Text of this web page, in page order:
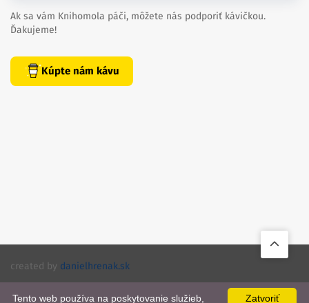
Ak sa vám Knihomola páči, môžete nás podporiť kávičkou.
Ďakujeme!
Kúpte nám kávu
na
created by danielhrenak.sk
Zatvoriť
Tento web používa na poskytovanie služieb,